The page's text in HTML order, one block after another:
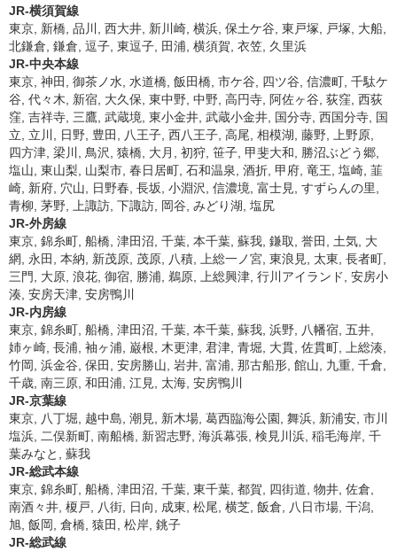
JR-横須賀線
東京, 新橋, 品川, 西大井, 新川崎, 横浜, 保土ケ谷, 東戸塚, 戸塚, 大船,
北鎌倉, 鎌倉, 逗子, 東逗子, 田浦, 横須賀, 衣笠, 久里浜
JR-中央本線
東京, 神田, 御茶ノ水, 水道橋, 飯田橋, 市ケ谷, 四ツ谷, 信濃町, 千駄ケ
谷, 代々木, 新宿, 大久保, 東中野, 中野, 高円寺, 阿佐ヶ谷, 荻窪, 西荻
窪, 吉祥寺, 三鷹, 武蔵境, 東小金井, 武蔵小金井, 国分寺, 西国分寺, 国
立, 立川, 日野, 豊田, 八王子, 西八王子, 高尾, 相模湖, 藤野, 上野原,
四方津, 梁川, 鳥沢, 猿橋, 大月, 初狩, 笹子, 甲斐大和, 勝沼ぶどう郷,
塩山, 東山梨, 山梨市, 春日居町, 石和温泉, 酒折, 甲府, 竜王, 塩崎, 韮
崎, 新府, 穴山, 日野春, 長坂, 小淵沢, 信濃境, 富士見, すずらんの里,
青柳, 茅野, 上諏訪, 下諏訪, 岡谷, みどり湖, 塩尻
JR-外房線
東京, 錦糸町, 船橋, 津田沼, 千葉, 本千葉, 蘇我, 鎌取, 誉田, 土気, 大
網, 永田, 本納, 新茂原, 茂原, 八積, 上総一ノ宮, 東浪見, 太東, 長者町,
三門, 大原, 浪花, 御宿, 勝浦, 鵜原, 上総興津, 行川アイランド, 安房小
湊, 安房天津, 安房鴨川
JR-内房線
東京, 錦糸町, 船橋, 津田沼, 千葉, 本千葉, 蘇我, 浜野, 八幡宿, 五井,
姉ヶ崎, 長浦, 袖ヶ浦, 巌根, 木更津, 君津, 青堀, 大貫, 佐貫町, 上総湊,
竹岡, 浜金谷, 保田, 安房勝山, 岩井, 富浦, 那古船形, 館山, 九重, 千倉,
千歳, 南三原, 和田浦, 江見, 太海, 安房鴨川
JR-京葉線
東京, 八丁堀, 越中島, 潮見, 新木場, 葛西臨海公園, 舞浜, 新浦安, 市川
塩浜, 二俣新町, 南船橋, 新習志野, 海浜幕張, 検見川浜, 稲毛海岸, 千
葉みなと, 蘇我
JR-総武本線
東京, 錦糸町, 船橋, 津田沼, 千葉, 東千葉, 都賀, 四街道, 物井, 佐倉,
南酒々井, 榎戸, 八街, 日向, 成東, 松尾, 横芝, 飯倉, 八日市場, 干潟,
旭, 飯岡, 倉橋, 猿田, 松岸, 銚子
JR-総武線